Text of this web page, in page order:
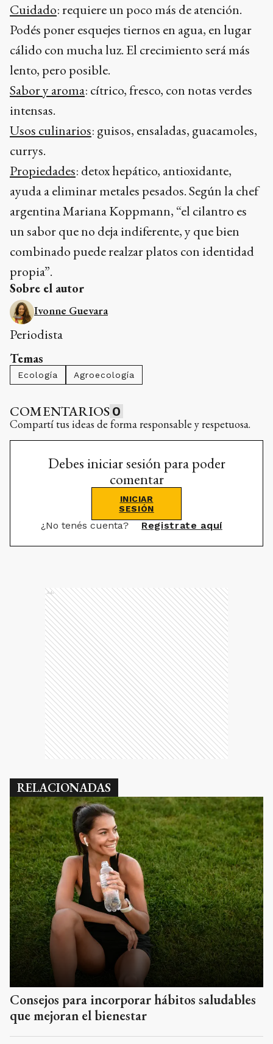
Cuidado: requiere un poco más de atención.
Podés poner esquejes tiernos en agua, en lugar
cálido con mucha luz. El crecimiento será más
lento, pero posible.
Sabor y aroma: cítrico, fresco, con notas verdes
intensas.
Usos culinarios: guisos, ensaladas, guacamoles,
currys.
Propiedades: detox hepático, antioxidante,
ayuda a eliminar metales pesados. Según la chef
argentina Mariana Koppmann, “el cilantro es
un sabor que no deja indiferente, y que bien
combinado puede realzar platos con identidad
propia”.
Sobre el autor
Ivonne Guevara
Periodista
Temas
Ecología Agroecología
COMENTARIOS 0
Compartí tus ideas de forma responsable y respetuosa.
Debes iniciar sesión para poder
comentar
INICIAR
SESIÓN
¿No tenés cuenta? Registrate aquí
Ads
RELACIONADAS
Consejos para incorporar hábitos saludables
que mejoran el bienestar